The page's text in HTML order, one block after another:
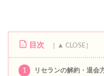
目次
1
リセランの解約・退会